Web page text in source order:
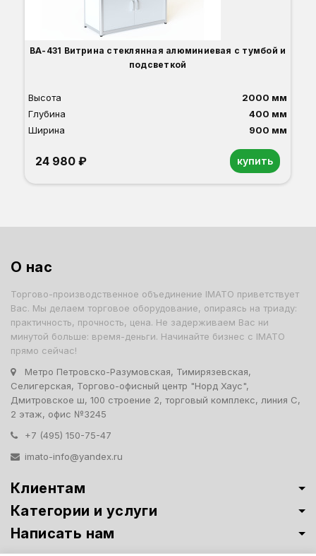
ВА-431 Витрина стеклянная алюминиевая с тумбой и
подсветкой
Высота
2000 мм
Глубина
400 мм
Ширина
900 мм
24 980 ₽ купить
О нас
Торгово-производственное объединение IMATO приветствует
Вас. Мы делаем торговое оборудование, опираясь на триаду:
практичность, прочность, цена. Не задерживаем Вас ни
минутой больше: время-деньги. Начинайте бизнес с IMATO
прямо сейчас!
Метро Петровско-Разумовская, Тимирязевская,
Селигерская, Торгово-офисный центр "Норд Хаус",
Дмитровское ш, 100 строение 2, торговый комплекс, линия С,
2 этаж, офис №3245
+7 (495) 150-75-47
imato-info@yandex.ru
Клиентам
Категории и услуги
Написать нам